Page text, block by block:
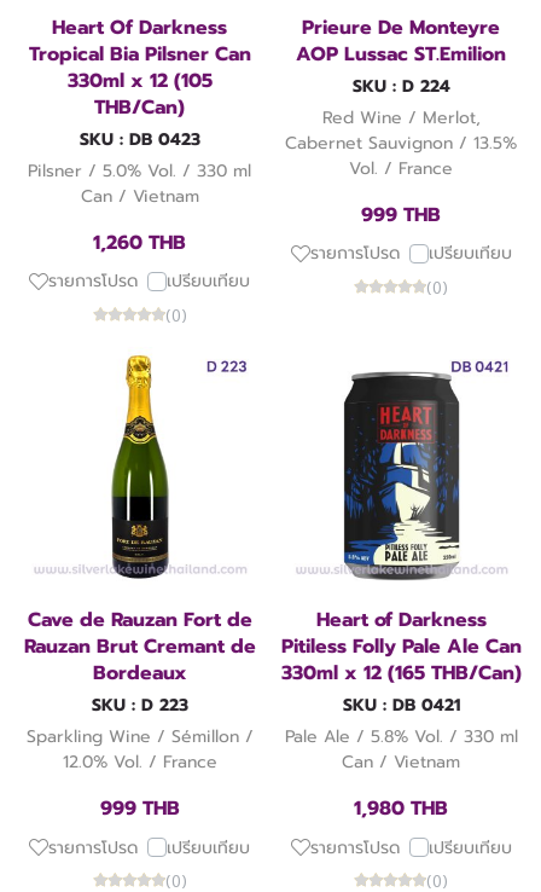
Heart Of Darkness
Tropical Bia Pilsner Can
330ml x 12 (105
THB/Can)
SKU : DB 0423
Pilsner / 5.0% Vol. / 330 ml
Can / Vietnam
1,260 THB
รายการโปรด เปรียบเทียบ
(0)
Prieure De Monteyre
AOP Lussac ST.Emilion
SKU : D 224
Red Wine / Merlot,
Cabernet Sauvignon / 13.5%
Vol. / France
999 THB
รายการโปรด เปรียบเทียบ
(0)
Cave de Rauzan Fort de
Rauzan Brut Cremant de
Bordeaux
SKU : D 223
Sparkling Wine / Sémillon /
12.0% Vol. / France
999 THB
รายการโปรด เปรียบเทียบ
(0)
Heart of Darkness
Pitiless Folly Pale Ale Can
330ml x 12 (165 THB/Can)
SKU : DB 0421
Pale Ale / 5.8% Vol. / 330 ml
Can / Vietnam
1,980 THB
รายการโปรด เปรียบเทียบ
(0)